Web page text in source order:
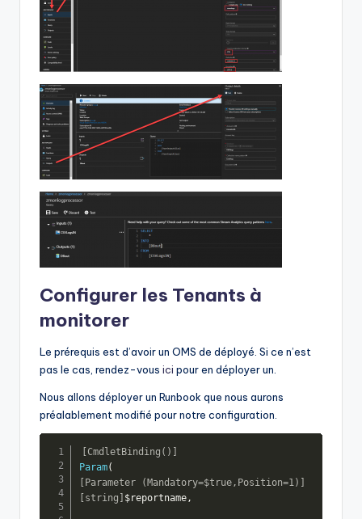
Configurer les Tenants à
monitorer
Le prérequis est d’avoir un OMS de déployé. Si ce n’est
pas le cas, rendez-vous ici pour en déployer un.
Nous allons déployer un Runbook que nous aurons
préalablement modifié pour notre configuration.
[CmdletBinding()]
Param(
[Parameter (Mandatory=$true,Position=1)]
[string] $reportname,